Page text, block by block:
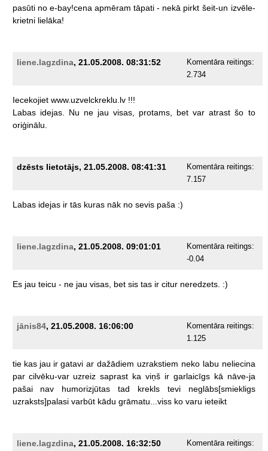
pasūti no e-bay!cena apmēram tāpati - nekā pirkt šeit-un izvēle-
krietni lielāka!
liene.lagzdina, 21.05.2008. 08:31:52
Komentāra reitings:
2.734
Iecekojiet www.uzvelckreklu.lv !!!
Labas idejas. Nu ne jau visas, protams, bet var atrast šo to
oriģinālu.
dzēsts lietotājs, 21.05.2008. 08:41:31
Komentāra reitings:
7.157
Labas idejas ir tās kuras nāk no sevis paša :)
liene.lagzdina, 21.05.2008. 09:01:01
Komentāra reitings:
-0.04
Es jau teicu - ne jau visas, bet sis tas ir citur neredzets. :)
jānis84, 21.05.2008. 16:06:00
Komentāra reitings:
1.125
tie kas jau ir gatavi ar dažādiem uzrakstiem neko labu neliecina
par cilvēku-var uzreiz saprast ka viņš ir garlaicīgs kā nāve-ja
pašai
nav humorizjūtas tad krekls tevi
neglābs[smiekligs
uzraksts]palasi varbūt kādu grāmatu...viss ko varu ieteikt
liene.lagzdina, 21.05.2008. 16:32:50
Komentāra reitings: